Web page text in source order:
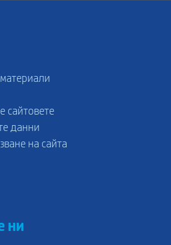
сайтовете
данни
на сайта
ни